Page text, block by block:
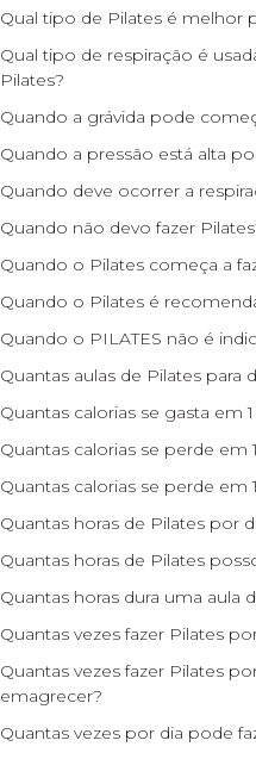
Qual tipo de Pilates é melhor
Qual tipo de respiração é
Pilates?
Quando a grávida pode
Quando a pressão está alta
Quando deve ocorrer a
Quando não devo fazer
Quando o Pilates começa a
Quando o Pilates é
Quando o PILATES não é
Quantas aulas de Pilates para
Quantas calorias se gasta em
Quantas calorias se perde em
Quantas calorias se perde em
Quantas horas de Pilates por
Quantas horas de Pilates
Quantas horas dura uma aula
Quantas vezes fazer Pilates
Quantas vezes fazer Pilates
emagrecer?
Quantas vezes por dia pode